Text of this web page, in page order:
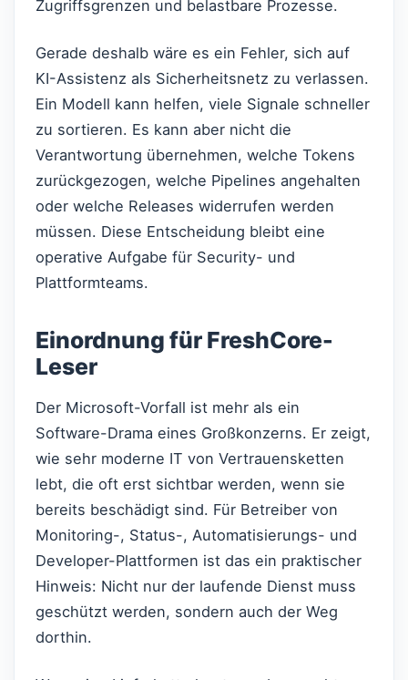
Zugriffsgrenzen und belastbare Prozesse.
Gerade deshalb wäre es ein Fehler, sich auf
KI-Assistenz als Sicherheitsnetz zu verlassen.
Ein Modell kann helfen, viele Signale schneller
zu sortieren. Es kann aber nicht die
Verantwortung übernehmen, welche Tokens
zurückgezogen, welche Pipelines angehalten
oder welche Releases widerrufen werden
müssen. Diese Entscheidung bleibt eine
operative Aufgabe für Security- und
Plattformteams.
Einordnung für FreshCore-
Leser
Der Microsoft-Vorfall ist mehr als ein
Software-Drama eines Großkonzerns. Er zeigt,
wie sehr moderne IT von Vertrauensketten
lebt, die oft erst sichtbar werden, wenn sie
bereits beschädigt sind. Für Betreiber von
Monitoring-, Status-, Automatisierungs- und
Developer-Plattformen ist das ein praktischer
Hinweis: Nicht nur der laufende Dienst muss
geschützt werden, sondern auch der Weg
dorthin.